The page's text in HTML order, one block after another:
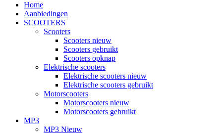
Home
Aanbiedingen
SCOOTERS
Scooters
Scooters nieuw
Scooters gebruikt
Scooters opknap
Elektrische scooters
Elektrische scooters nieuw
Elektrische scooters gebruikt
Motorscooters
Motorscooters nieuw
Motorscooters gebruikt
MP3
MP3 Nieuw